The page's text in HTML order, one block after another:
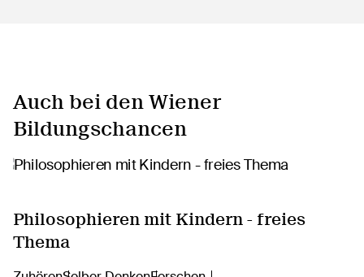
Auch bei den Wiener
Bildungschancen
Philosophieren mit Kindern - freies
Thema